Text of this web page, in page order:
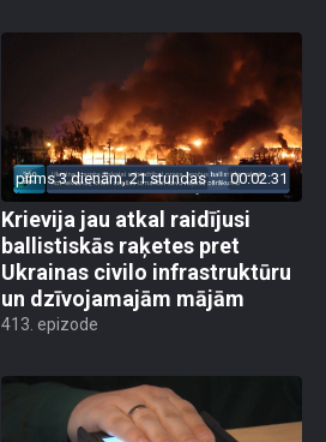
pirms 3 dienām, 21 stundas 00:02:31
Krievija jau atkal raidījusi
ballistiskās raķetes pret
Ukrainas civilo infrastruktūru
un dzīvojamajām mājām
413. epizode